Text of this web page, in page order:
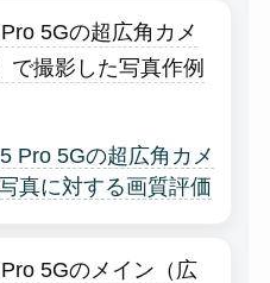
5Gの超広角カメ
で撮影した写真作例
Pro 5Gの超広角カメ
真に対する画質評価
5Gのメイン（広